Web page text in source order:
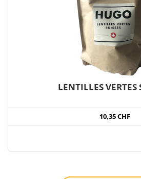
LENTILLES VERTES
10,35 CHF